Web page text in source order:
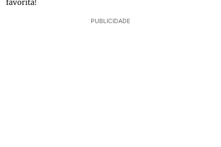
favorita!
PUBLICIDADE